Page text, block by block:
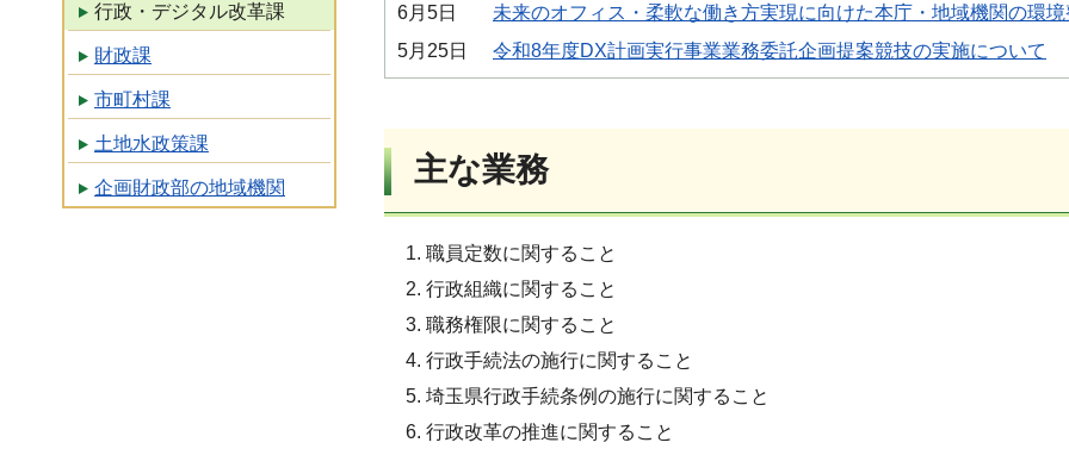
行政・デジタル改革課
財政課
市町村課
土地水政策課
企画財政部の地域機関
6月5日
未来のオフィス・柔軟な働き方実現に向けた本庁・地域機関の環
5月25日
令和8年度DX計画実行事業業務委託企画提案競技の実施について
主な業務
職員定数に関すること
行政組織に関すること
職務権限に関すること
行政手続法の施行に関すること
埼玉県行政手続条例の施行に関すること
行政改革の推進に関すること